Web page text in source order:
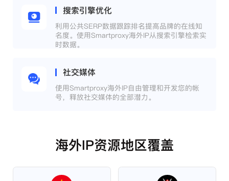
搜索引擎优化
利用公共SERP数据跟踪排名提高品牌的在线知
名度。使用Smartproxy海外IP从搜索引擎检索实
时数据。
社交媒体
使用Smartproxy海外IP自由管理和开发您的帐
号，释放社交媒体的全部潜力。
海外IP资源地区覆盖